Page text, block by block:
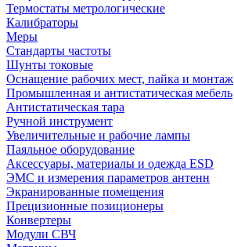
Термостаты метрологические
Калибраторы
Меры
Стандарты частоты
Шунты токовые
Оснащение рабочих мест, пайка и монтаж
Промышленная и антистатическая мебель
Антистатическая тара
Ручной инструмент
Увеличительные и рабочие лампы
Паяльное оборудование
Аксессуары, материалы и одежда ESD
ЭМС и измерения параметров антенн
Экранированные помещения
Прецизионные позиционеры
Конвертеры
Модули СВЧ